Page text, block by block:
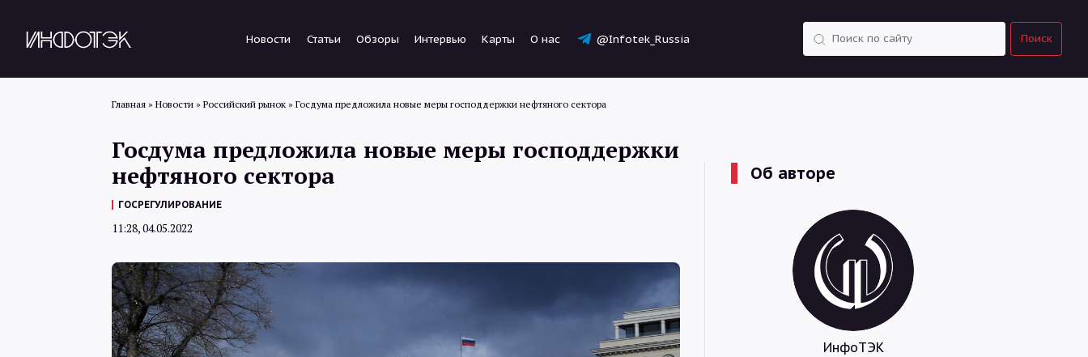
Новости Статьи Обзоры Интервью Карты О нас @Infotek_Russia Поиск
Статьи
Обзоры
Главная » Новости » Российский рынок » Госдума предложила новые меры господдержки нефтяного сектора
Госдума предложила новые меры господдержки
нефтяного сектора
ГОСРЕГУЛИРОВАНИЕ
11:28, 04.05.2022
Об авторе
ИнфоТЭК